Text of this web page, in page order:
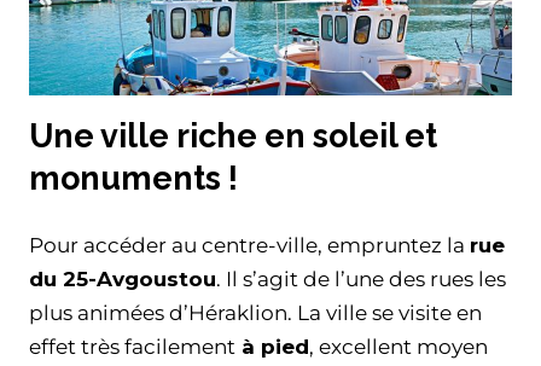
Une ville riche en soleil et
monuments !
Pour accéder au centre-ville, empruntez la rue
du 25-Avgoustou. Il s’agit de l’une des rues les
plus animées d’Héraklion. La ville se visite en
effet très facilement à pied, excellent moyen